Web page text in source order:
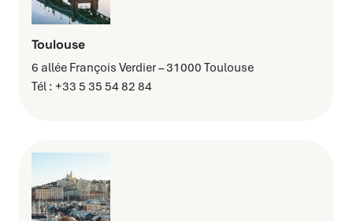
Toulouse
6 allée François Verdier – 31000 Toulouse
Tél : +33 5 35 54 82 84